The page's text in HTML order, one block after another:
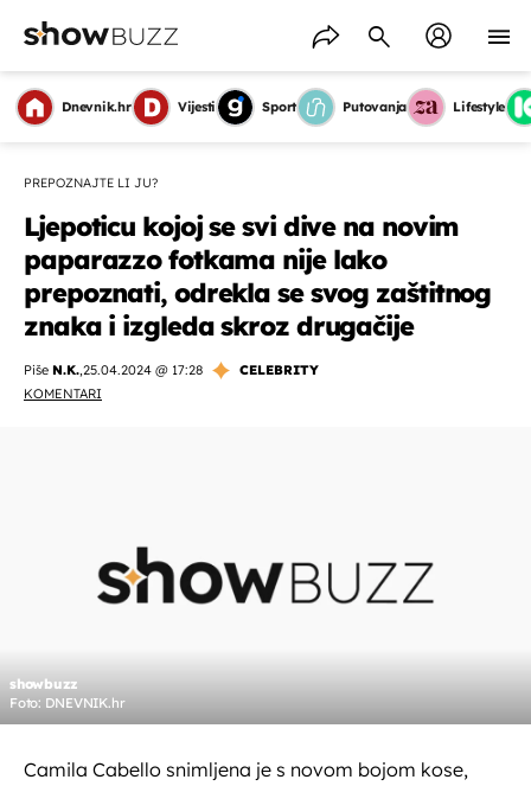
Dnevnik.hr Vijesti Sport Putovanja Lifestyle
PREPOZNAJTE LI JU?
Ljepoticu kojoj se svi dive na novim
paparazzo fotkama nije lako
prepoznati, odrekla se svog zaštitnog
znaka i izgleda skroz drugačije
Piše N.K.,25.04.2024 @ 17:28
CELEBRITY
KOMENTARI
showbuzz
Foto: DNEVNIK.hr
Camila Cabello snimljena je s novom bojom kose,